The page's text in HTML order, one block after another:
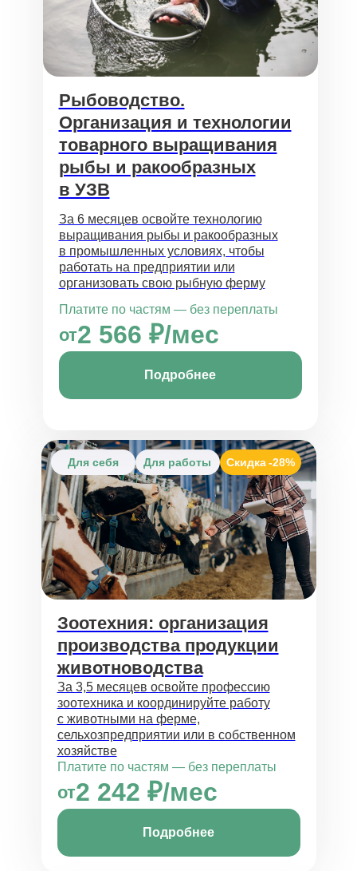
Для себя Для работы Скидка -28%
Зоотехния: организация
производства продукции
животноводства
За 3,5 месяцев освойте профессию
зоотехника и координируйте работу
с животными на ферме,
сельхозпредприятии или в собственном
хозяйстве
Платите по частям — без переплаты
от2 242 ₽/мес
Подробнее
Рыбоводство.
Организация и технологии
товарного выращивания
рыбы и ракообразных
в УЗВ
За 6 месяцев освойте технологию
выращивания рыбы и ракообразных
в промышленных условиях, чтобы
работать на предприятии или
организовать свою рыбную ферму
Платите по частям — без переплаты
от2 566 ₽/мес
Подробнее